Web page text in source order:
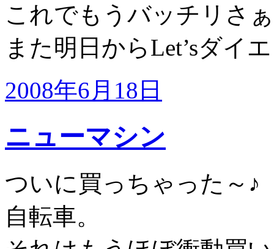
これでもうバッチリさ
また明日からLet’sダイ
2008年6月18日
ニューマシン
ついに買っちゃった～♪
自転車。